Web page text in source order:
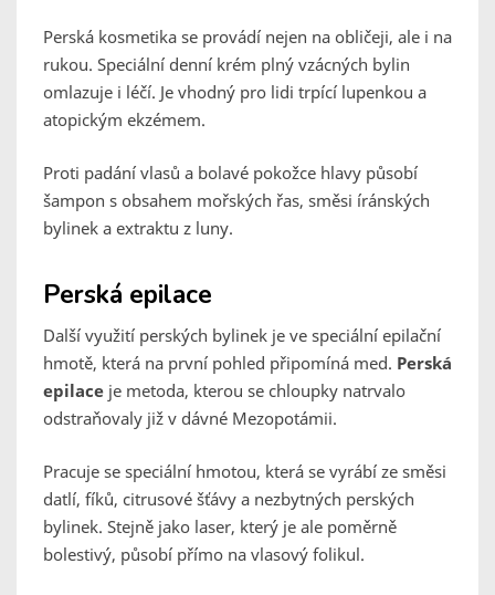
Perská kosmetika se provádí nejen na obličeji, ale i na
rukou. Speciální denní krém plný vzácných bylin
omlazuje i léčí. Je vhodný pro lidi trpící lupenkou a
atopickým ekzémem.
Proti padání vlasů a bolavé pokožce hlavy působí
šampon s obsahem mořských řas, směsi íránských
bylinek a extraktu z luny.
Perská epilace
Další využití perských bylinek je ve speciální epilační
hmotě, která na první pohled připomíná med. Perská
epilace je metoda, kterou se chloupky natrvalo
odstraňovaly již v dávné Mezopotámii.
Pracuje se speciální hmotou, která se vyrábí ze směsi
datlí, fíků, citrusové šťávy a nezbytných perských
bylinek. Stejně jako laser, který je ale poměrně
bolestivý, působí přímo na vlasový folikul.